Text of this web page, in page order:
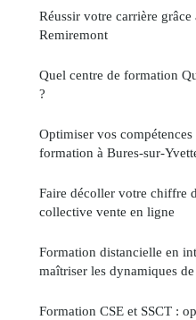
Réussir votre carrière
Remiremont
Quel centre de formation
?
Optimiser vos
formation à Bures-sur-
Faire décoller votre chiffre
collective vente en ligne
Formation distancielle en
maîtriser les dynamiques
Formation CSE et SSCT :